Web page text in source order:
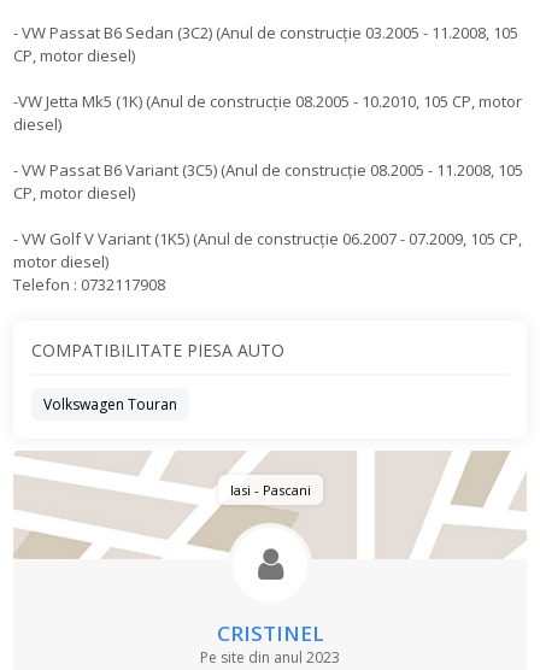
- VW Passat B6 Sedan (3C2) (Anul de construcție 03.2005 - 11.2008, 105
CP, motor diesel)
-VW Jetta Mk5 (1K) (Anul de construcție 08.2005 - 10.2010, 105 CP, motor
diesel)
- VW Passat B6 Variant (3C5) (Anul de construcție 08.2005 - 11.2008, 105
CP, motor diesel)
- VW Golf V Variant (1K5) (Anul de construcție 06.2007 - 07.2009, 105 CP,
motor diesel)
Telefon : 0732117908
COMPATIBILITATE PIESA AUTO
Volkswagen Touran
Iasi - Pascani
CRISTINEL
Pe site din anul 2023